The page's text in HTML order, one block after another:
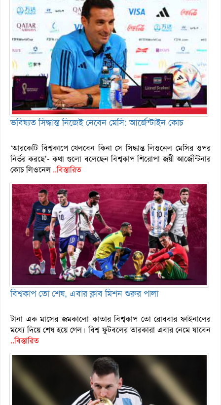
ভবিষ্যত সিদ্ধান্ত নিজেই নেবেন মেসি: আর্জেন্টাইন কোচ
‘আরকেটি বিশ্বকাপে খেলবেন কিনা সে সিদ্ধান্ত লিওনেল মেসির ওপর
নির্ভর করছে’- কথা গুলো বলেছেন বিশ্বকাপ শিরোপা জয়ী আর্জেন্টিনার
কোচ লিওনেল ..বিস্তারিত
বিশ্বকাপ তো শেষ, এবার ক্লাব মিশন শুরুর পালা
টানা এক মাসের জমকালো কাতার বিশ্বকাপ তো রোববার ফাইনালের
মধ্যে দিয়ে শেষ হয়ে গেল। বিশ্ব ফুটবলের তারকারা এবার নেমে যাবেন
..বিস্তারিত